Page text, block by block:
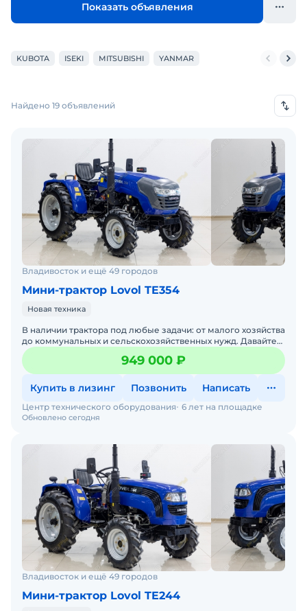
Показать объявления
KUBOTA ISEKI MITSUBISHI YANMAR
Найдено 19 объявлений
Владивосток и ещё 49 городов
Мини-трактор Lovol TE354
Новая техника
В наличии трактора под любые задачи: от малого хозяйства
до коммунальных и сельскохозяйственных нужд. Давайте
подберем трактор под ваши задачи — просто напиши
949 000 ₽
Купить в лизинг Позвонить Написать
Обновлено сегодня
Центр технического оборудования 6 лет на площадке
Владивосток и ещё 49 городов
Мини-трактор Lovol TE244